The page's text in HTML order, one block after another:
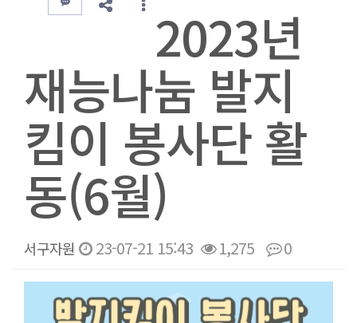
2023년
재능나눔 발지
킴이 봉사단 활
동(6월)
서구자원 23-07-21 15:43 1,275 0
본문